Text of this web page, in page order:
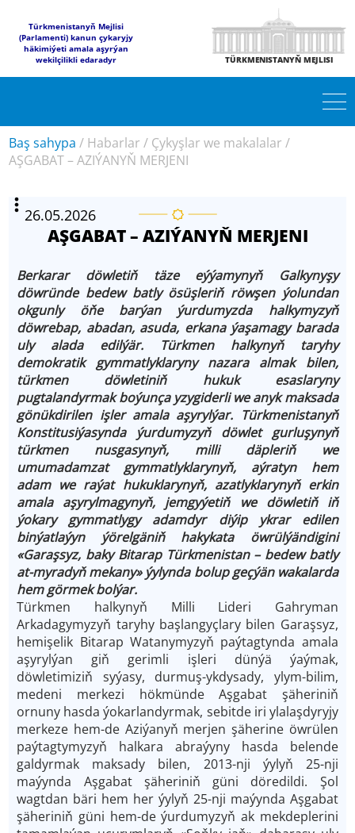
Türkmenistanyň Mejlisi
(Parlamenti) kanun çykaryjy
häkimiýeti amala aşyrýan
wekilçilikli edaradyr
TÜRKMENISTANYŇ MEJLISI
Baş sahypa / Habarlar / Çykyşlar we makalalar /
AŞGABAT – AZIÝANYŇ MERJENI
26.05.2026
AŞGABAT – AZIÝANYŇ MERJENI
Berkarar döwletiň täze eýýamynyň Galkynyşy
döwründe bedew batly ösüşleriň röwşen ýolundan
okgunly öňe barýan ýurdumyzda halkymyzyň
döwrebap, abadan, asuda, erkana ýaşamagy barada
uly alada edilýär. Türkmen halkynyň taryhy
demokratik gymmatlyklaryny nazara almak bilen,
türkmen döwletiniň hukuk esaslaryny
pugtalandyrmak boýunça yzygiderli we anyk maksada
gönükdirilen işler amala aşyrylýar. Türkmenistanyň
Konstitusiýasynda ýurdumyzyň döwlet gurluşynyň
türkmen nusgasynyň, milli däpleriň we
umumadamzat gymmatlyklarynyň, aýratyn hem
adam we raýat hukuklarynyň, azatlyklarynyň erkin
amala aşyrylmagynyň, jemgyýetiň we döwletiň iň
ýokary gymmatlygy adamdyr diýip ykrar edilen
binýatlaýyn ýörelgäniň hakykata öwrülýändigini
«Garaşsyz, baky Bitarap Türkmenistan – bedew batly
at-myradyň mekany» ýylynda bolup geçýän wakalarda
hem görmek bolýar.
Türkmen halkynyň Milli Lideri Gahryman
Arkadagymyzyň taryhy başlangyçlary bilen Garaşsyz,
hemişelik Bitarap Watanymyzyň paýtagtynda amala
aşyrylýan giň gerimli işleri dünýä ýaýmak,
döwletimiziň syýasy, durmuş­-ykdysady, ylym-­bilim,
medeni merkezi hökmünde Aşgabat şäheriniň
ornuny has­da ýokarlandyrmak, sebitde iri ylalaşdyryjy
merkeze hem-­de Aziýanyň merjen şäherine öwrülen
paýtagtymyzyň halkara abraýyny has­da belende
galdyrmak maksady bilen, 2013-­nji ýylyň 25-­nji
maýynda Aşgabat şäheriniň güni döredildi. Şol
wagtdan bäri hem her ýylyň 25­-nji maýynda Aşgabat
şäheriniň güni hem­-de ýurdumyzyň ak mekdeplerini